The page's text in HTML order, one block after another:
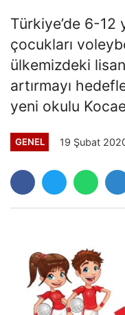
Türkiye’de 6-12
çocukları
ülkemizdeki
artırmayı
yeni okulu
GENEL 19 Şubat